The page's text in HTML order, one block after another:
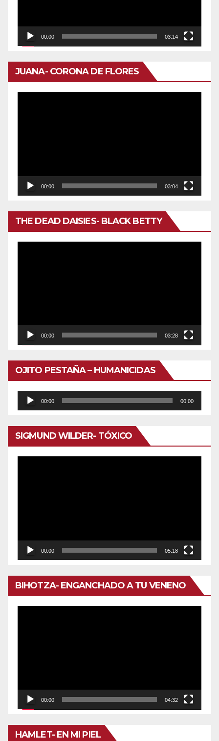
00:00 03:14
JUANA- CORONA DE FLORES
00:00 03:04
THE DEAD DAISIES- BLACK BETTY
00:00 03:28
OJITO PESTAÑA – HUMANICIDAS
Reproductor
de
audio
00:00 00:00
SIGMUND WILDER- TÓXICO
00:00 05:18
BIHOTZA- ENGANCHADO A TU VENENO
00:00 04:32
HAMLET- EN MI PIEL